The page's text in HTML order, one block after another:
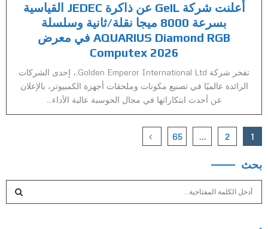
أعلنت شركة GeIL عن ذاكرة JEDEC القياسية
بسرعة 8000 ميجا نقلة/ثانية وسلسلة
AQUARIUS Diamond RGB في معرض
Computex 2026
تفخر شركة Golden Emperor International Ltd.، إحدى الشركات
الرائدة عالميًا في تصنيع مكونات وملحقات أجهزة الكمبيوتر، بالإعلان
عن أحدث ابتكاراتها في مجال الحوسبة عالية الأداء...
Posts
pagination
1
2
…
65
بحث